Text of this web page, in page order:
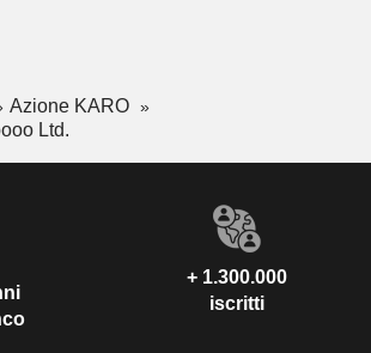
Azione KARO
Ltd.
+ 1.300.000
iscritti